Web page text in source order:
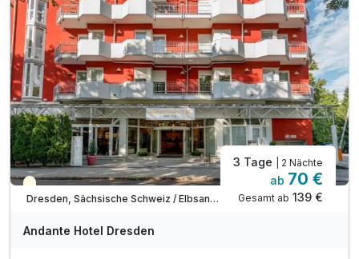
Saisonal verfügbar
Dresden, Sächsische Schweiz / Elbsandsteingebirge
3 Tage | 2 Nächte
ab 70 €
Gesamt ab 139 €
Andante Hotel Dresden